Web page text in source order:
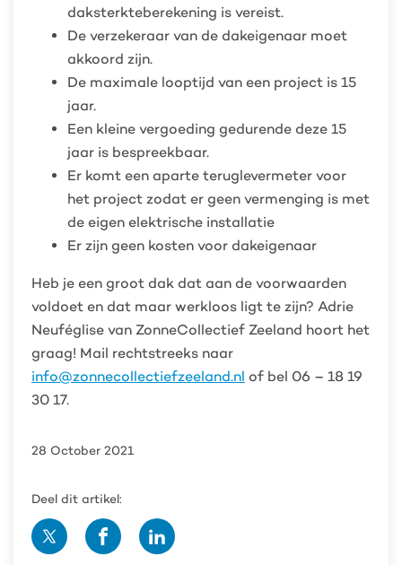
daksterkteberekening is vereist.
De verzekeraar van de dakeigenaar moet
akkoord zijn.
De maximale looptijd van een project is 15
jaar.
Een kleine vergoeding gedurende deze 15
jaar is bespreekbaar.
Er komt een aparte teruglevermeter voor
het project zodat er geen vermenging is met
de eigen elektrische installatie
Er zijn geen kosten voor dakeigenaar
Heb je een groot dak dat aan de voorwaarden
voldoet en dat maar werkloos ligt te zijn? Adrie
Neuféglise van ZonneCollectief Zeeland hoort het
graag! Mail rechtstreeks naar
info@zonnecollectiefzeeland.nl of bel 06 – 18 19
30 17.
28 October 2021
Deel dit artikel:
Deel
op
Deel
op
Deel
op